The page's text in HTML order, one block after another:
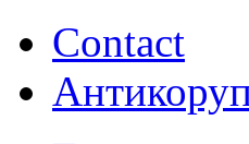
Contact